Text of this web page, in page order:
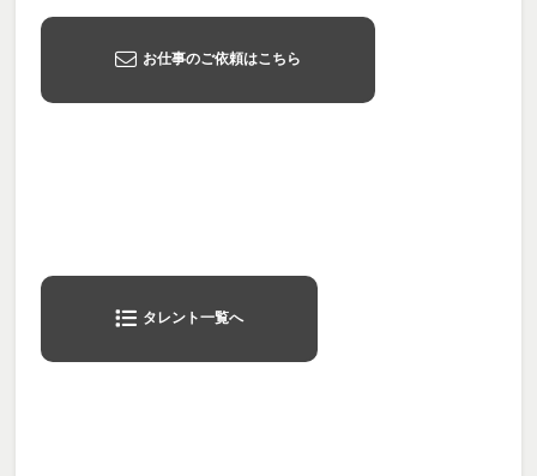
お仕事のご依頼はこちら
タレント一覧へ